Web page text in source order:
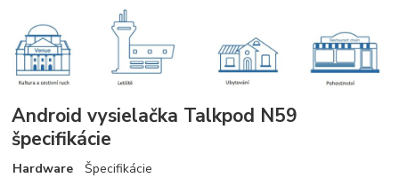
Android vysielačka Talkpod N59
špecifikácie
Hardware
Špecifikácie